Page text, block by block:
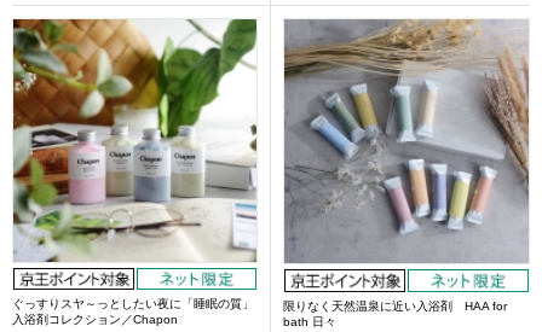
ぐっすりスヤ～っとしたい夜に「睡眠の質」
入浴剤コレクション／Chapon
限りなく天然温泉に近い入浴剤 HAA for
bath 日々